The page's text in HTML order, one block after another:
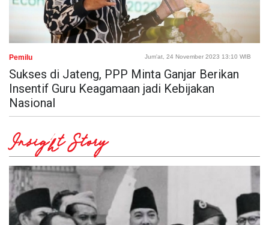
Pemilu Jum'at, 24 November 2023 13:10 WIB
Sukses di Jateng, PPP Minta Ganjar Berikan
Insentif Guru Keagamaan jadi Kebijakan
Nasional
Insight Story